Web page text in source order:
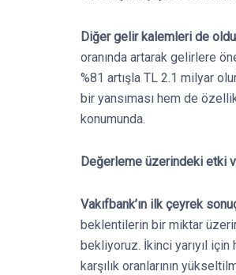
Diğer gelir kalemleri de
oranında artarak gelirlere
%81 artışla TL 2.1 milyar
bir yansıması hem de
konumunda.
Değerleme üzerindeki etki
Vakıfbank’ın ilk çeyrek
beklentilerin bir miktar
bekliyoruz. İkinci yarıyıl için
karşılık oranlarının